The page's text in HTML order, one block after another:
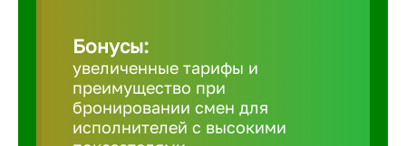
Бонусы:
увеличенные тарифы и
преимущество при
бронировании смен для
исполнителей с высокими